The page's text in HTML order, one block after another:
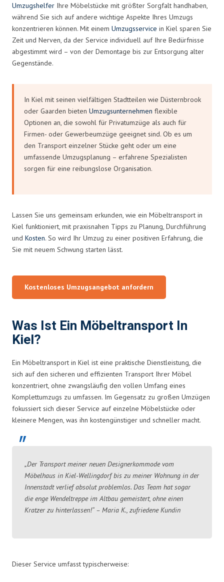
Umzugshelfer Ihre Möbelstücke mit größter Sorgfalt handhaben,
während Sie sich auf andere wichtige Aspekte Ihres Umzugs
konzentrieren können. Mit einem Umzugsservice in Kiel sparen Sie
Zeit und Nerven, da der Service individuell auf Ihre Bedürfnisse
abgestimmt wird – von der Demontage bis zur Entsorgung alter
Gegenstände.
In Kiel mit seinen vielfältigen Stadtteilen wie Düsternbrook
oder Gaarden bieten Umzugsunternehmen flexible
Optionen an, die sowohl für Privatumzüge als auch für
Firmen- oder Gewerbeumzüge geeignet sind. Ob es um
den Transport einzelner Stücke geht oder um eine
umfassende Umzugsplanung – erfahrene Spezialisten
sorgen für eine reibungslose Organisation.
Lassen Sie uns gemeinsam erkunden, wie ein Möbeltransport in
Kiel funktioniert, mit praxisnahen Tipps zu Planung, Durchführung
und Kosten. So wird Ihr Umzug zu einer positiven Erfahrung, die
Sie mit neuem Schwung starten lässt.
Kostenloses Umzugsangebot anfordern
Was Ist Ein Möbeltransport In
Kiel?
Ein Möbeltransport in Kiel ist eine praktische Dienstleistung, die
sich auf den sicheren und effizienten Transport Ihrer Möbel
konzentriert, ohne zwangsläufig den vollen Umfang eines
Komplettumzugs zu umfassen. Im Gegensatz zu großen Umzügen
fokussiert sich dieser Service auf einzelne Möbelstücke oder
kleinere Mengen, was ihn kostengünstiger und schneller macht.
„Der Transport meiner neuen Designerkommode vom
Möbelhaus in Kiel-Wellingdorf bis zu meiner Wohnung in der
Innenstadt verlief absolut problemlos. Das Team hat sogar
die enge Wendeltreppe im Altbau gemeistert, ohne einen
Kratzer zu hinterlassen!“ – Maria K., zufriedene Kundin
Dieser Service umfasst typischerweise: